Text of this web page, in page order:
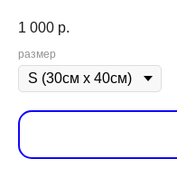
1 000 р.
размер